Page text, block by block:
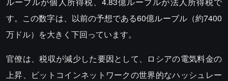
す。この数字は、以前の予想である60億ルーブル（約7400
万ドル）を大きく下回っています。
官僚は、税収が減少した要因として、ロシアの電気料金の
上昇、ビットコインネットワークの世界的なハッシュレー